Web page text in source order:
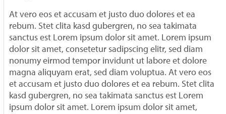
At vero eos et accusam et justo duo dolores et ea
rebum. Stet clita kasd gubergren, no sea takimata
sanctus est Lorem ipsum dolor sit amet. Lorem ipsum
dolor sit amet, consetetur sadipscing elitr, sed diam
nonumy eirmod tempor invidunt ut labore et dolore
magna aliquyam erat, sed diam voluptua. At vero eos
et accusam et justo duo dolores et ea rebum. Stet clita
kasd gubergren, no sea takimata sanctus est Lorem
ipsum dolor sit amet. Lorem ipsum dolor sit amet,